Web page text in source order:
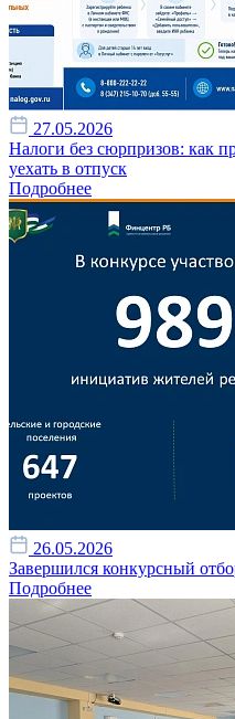
27.05.2026
Налоги без сюрпризов: как
уехать в отпуск
Подробнее
26.05.2026
Завершился конкурсный
Подробнее